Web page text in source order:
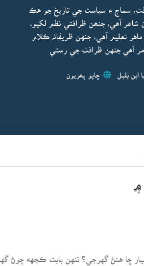
سماج ۽ سياست جي تاريخ جو هڪ
آهي، جنھن ظرافتي نظم لکيو.
تعليم آهي، جنهن ظريفانہ ڪلام
آهي جنهن ظرافت جي رستي
بلبل ڇاپو پھريون
۾
ڇا هئڻ گهرجي؟ تنهن بابت ڪجهه چوڻ